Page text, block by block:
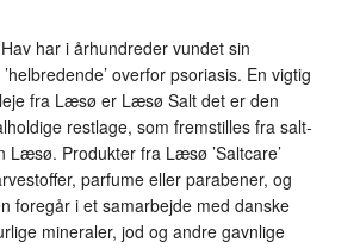
har i århundreder vundet sin
overfor psoriasis. En vigtig
fra Læsø er Læsø Salt det er den
restlage, som fremstilles fra salt-
Læsø. Produkter fra Læsø ’Saltcare’
parfume eller parabener, og
foregår i et samarbejde med danske
mineraler, jod og andre gavnlige